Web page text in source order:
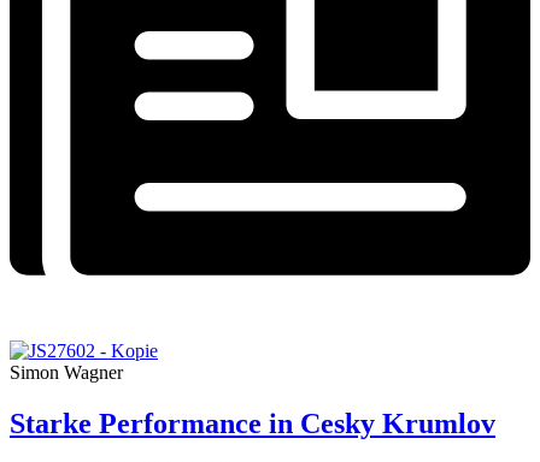
Simon Wagner
Starke Performance in Cesky Krumlov